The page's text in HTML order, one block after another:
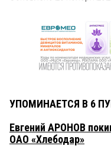
УПОМИНАЕТСЯ В 6
Евгений АРОНОВ
ОАО «Хлебодар»